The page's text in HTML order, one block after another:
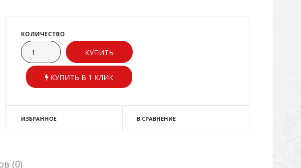
КОЛИЧЕСТВО
КУПИТЬ В 1 КЛИК
ИЗБРАННОЕ В СРАВНЕНИЕ
(0)